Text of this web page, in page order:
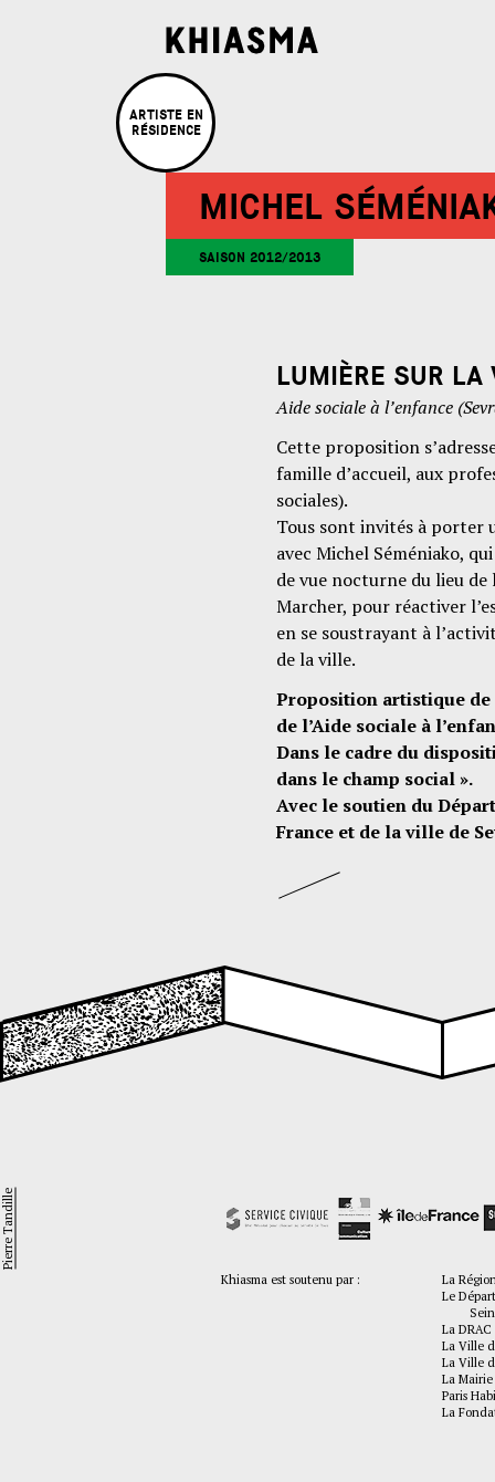
ARTISTE EN
RÉSIDENCE
MICHEL
SAISON 2012/2013
LUMIÈRE SUR LA
Aide sociale à l’enfance
Cette proposition
famille d’accueil, aux
sociales).
Tous sont invités à porter
avec Michel Séméniako,
de vue nocturne du lieu de
Marcher, pour réactiver
en se soustrayant à
de la ville.
Proposition artistique de
de l’Aide sociale à
Dans le cadre du
dans le champ social ».
Avec le soutien du
France et de la ville de
Khiasma est soutenu par :
La
Le
La
La Ville
La Ville
La
Paris
La
Pierre Tandille